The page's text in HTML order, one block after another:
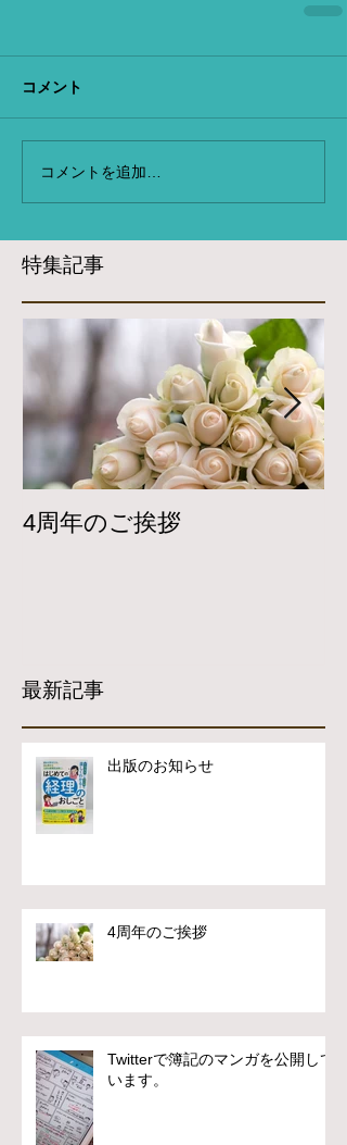
コメント
コメントを追加…
特集記事
4周年のご挨拶
最新記事
出版のお知らせ
4周年のご挨拶
Twitterで簿記のマンガを公開して
います。